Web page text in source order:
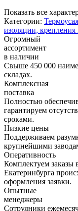
Показать все
Категории:
изоляции,
Огромный
ассортимент
в наличии
Свыше 450 000
складах.
Комплексная
поставка
Полностью
гарантируем
сроками.
Низкие цены
Поддерживаем
крупнейшими
Оперативность
Комплектуем заказы
Екатеринбурга
оформления заявки.
Опытные
менеджеры
Сотрудники